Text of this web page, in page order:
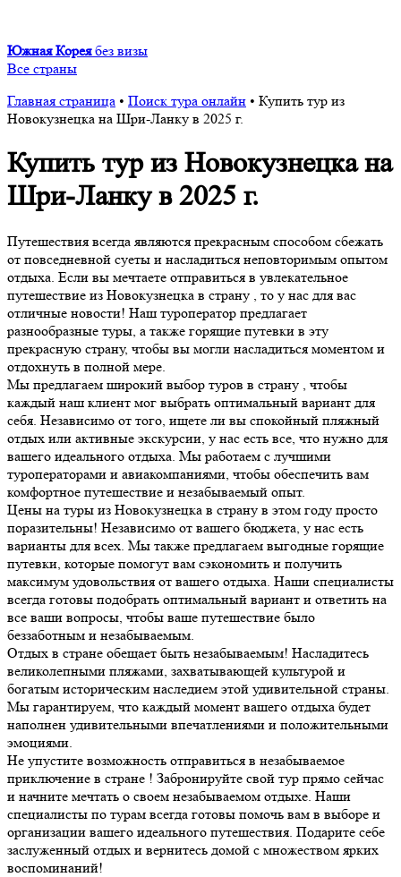
Южная Корея без визы
Все страны
Главная страница • Поиск тура онлайн • Купить тур из
Новокузнецка на Шри-Ланку в 2025 г.
Купить тур из Новокузнецка на
Шри-Ланку в 2025 г.
Путешествия всегда являются прекрасным способом сбежать
от повседневной суеты и насладиться неповторимым опытом
отдыха. Если вы мечтаете отправиться в увлекательное
путешествие из Новокузнецка в страну , то у нас для вас
отличные новости! Наш туроператор предлагает
разнообразные туры, а также горящие путевки в эту
прекрасную страну, чтобы вы могли насладиться моментом и
отдохнуть в полной мере.
Мы предлагаем широкий выбор туров в страну , чтобы
каждый наш клиент мог выбрать оптимальный вариант для
себя. Независимо от того, ищете ли вы спокойный пляжный
отдых или активные экскурсии, у нас есть все, что нужно для
вашего идеального отдыха. Мы работаем с лучшими
туроператорами и авиакомпаниями, чтобы обеспечить вам
комфортное путешествие и незабываемый опыт.
Цены на туры из Новокузнецка в страну в этом году просто
поразительны! Независимо от вашего бюджета, у нас есть
варианты для всех. Мы также предлагаем выгодные горящие
путевки, которые помогут вам сэкономить и получить
максимум удовольствия от вашего отдыха. Наши специалисты
всегда готовы подобрать оптимальный вариант и ответить на
все ваши вопросы, чтобы ваше путешествие было
беззаботным и незабываемым.
Отдых в стране обещает быть незабываемым! Насладитесь
великолепными пляжами, захватывающей культурой и
богатым историческим наследием этой удивительной страны.
Мы гарантируем, что каждый момент вашего отдыха будет
наполнен удивительными впечатлениями и положительными
эмоциями.
Не упустите возможность отправиться в незабываемое
приключение в стране ! Забронируйте свой тур прямо сейчас
и начните мечтать о своем незабываемом отдыхе. Наши
специалисты по турам всегда готовы помочь вам в выборе и
организации вашего идеального путешествия. Подарите себе
заслуженный отдых и вернитесь домой с множеством ярких
воспоминаний!